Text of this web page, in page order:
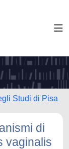
Studi di Pisa
di
vaginalis